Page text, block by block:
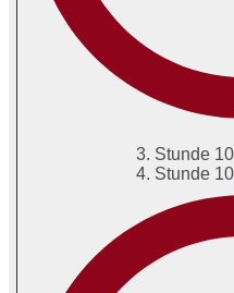
3. Stunde
4. Stunde